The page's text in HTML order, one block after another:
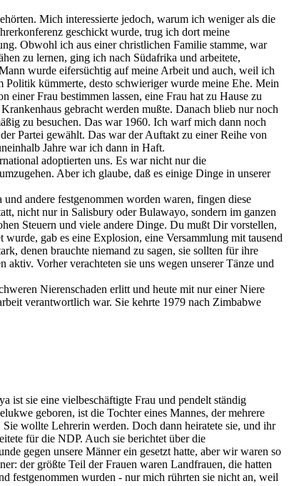
Mich interessierte jedoch, warum ich weniger als die
geschickt wurde, trug ich dort meine
Obwohl ich aus einer christlichen Familie stamme, war
zu lernen, ging ich nach Südafrika und arbeitete,
wurde eifersüchtig auf meine Arbeit und auch, weil ich
Politik kümmerte, desto schwieriger wurde meine Ehe. Mein
Frau bestimmen lassen, eine Frau hat zu Hause zu
gebracht werden mußte. Danach blieb nur noch
zu besuchen. Das war 1960. Ich warf mich dann noch
Partei gewählt. Das war der Auftakt zu einer Reihe von
Jahre war ich dann in Haft.
adoptierten uns. Es war nicht nur die
Aber ich glaube, daß es einige Dinge in unserer
andere festgenommen worden waren, fingen diese
nicht nur in Salisbury oder Bulawayo, sondern im ganzen
Steuern und viele andere Dinge. Du mußt Dir vorstellen,
gab es eine Explosion, eine Versammlung mit tausend
denen brauchte niemand zu sagen, sie sollten für ihre
Vorher verachteten sie uns wegen unserer Tänze und
Nierenschaden erlitt und heute mit nur einer Niere
verantwortlich war. Sie kehrte 1979 nach Zimbabwe
ist sie eine vielbeschäftigte Frau und pendelt ständig
geboren, ist die Tochter eines Mannes, der mehrere
wollte Lehrerin werden. Doch dann heiratete sie, und ihr
für die NDP. Auch sie berichtet über die
gegen unsere Männer ein gesetzt hatte, aber wir waren so
der größte Teil der Frauen waren Landfrauen, die hatten
festgenommen wurden - nur mich rührten sie nicht an, weil